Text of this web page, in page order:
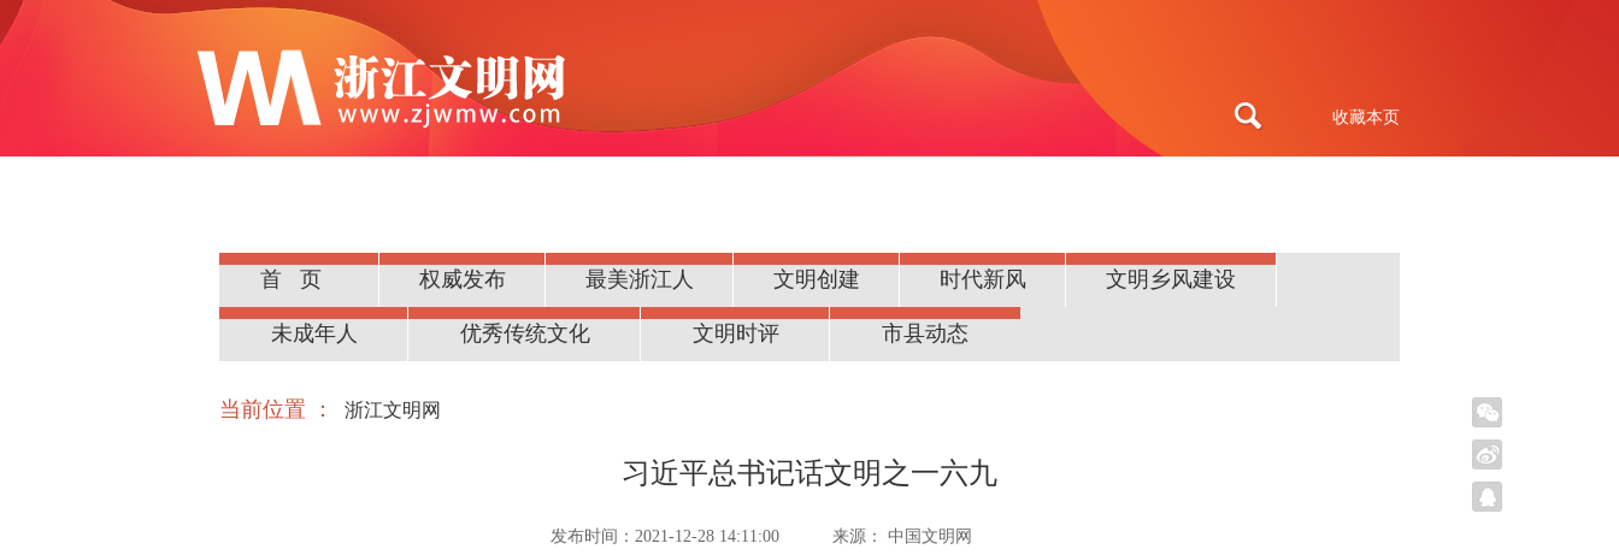
收藏本页
首页 权威发布 最美浙江人 文明创建 时代新风 文明乡风建设
公民道德
未成年人 优秀传统文化 文明时评 市县动态
当前位置 ： 浙江文明网
习近平总书记话文明之一六九
发布时间：2021-12-28 14:11:00 来源： 中国文明网